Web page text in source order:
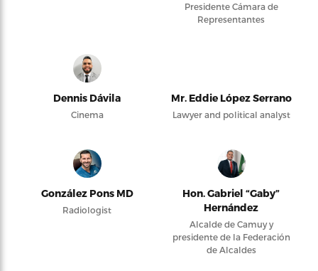
Presidente Cámara de
Representantes
Dennis Dávila
Cinema
Mr. Eddie López Serrano
Lawyer and political analyst
González Pons MD
Radiologist
Hon. Gabriel “Gaby”
Hernández
Alcalde de Camuy y
presidente de la Federación
de Alcaldes